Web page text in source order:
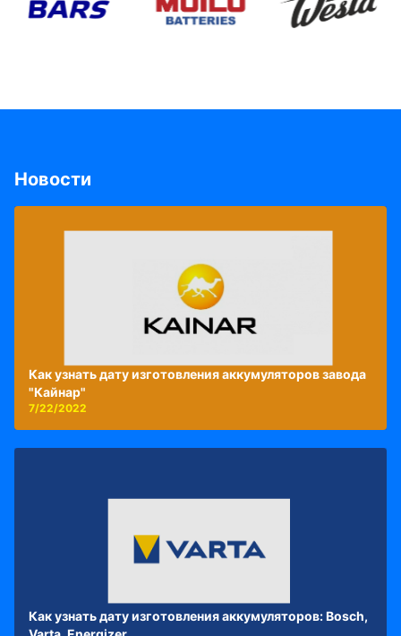
Новости
Как узнать дату изготовления аккумуляторов завода
"Кайнар"
7/22/2022
Как узнать дату изготовления аккумуляторов: Bosch,